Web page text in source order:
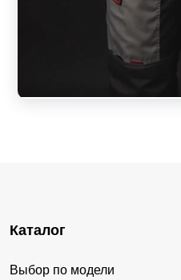
Каталог
Выбор по модели